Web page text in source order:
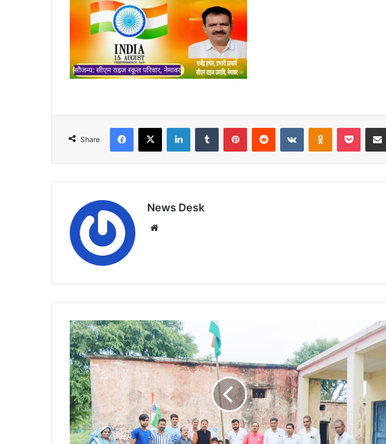
Share
Facebook
X LinkedInTumblr PinterestReddit VKontakteOdnoklassniki
Pocket
News Desk
उत्साह
व
उमंग
से
मनाया
आजादी
का
पर्व
झंडावंदन
कर